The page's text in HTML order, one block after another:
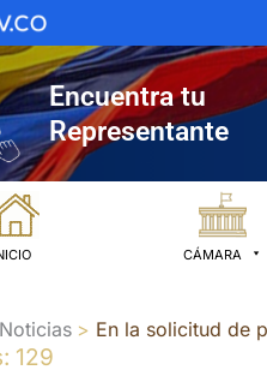
Encuentra tu
Representante
CÁMARA
Noticias En la solicitud de
129